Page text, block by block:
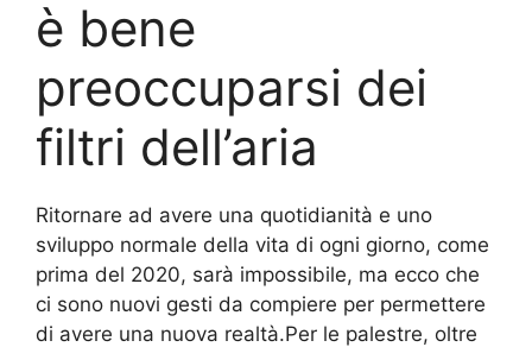
è bene
preoccuparsi dei
filtri dell’aria
Ritornare ad avere una quotidianità e uno
sviluppo normale della vita di ogni giorno, come
prima del 2020, sarà impossibile, ma ecco che
ci sono nuovi gesti da compiere per permettere
di avere una nuova realtà.Per le palestre, oltre